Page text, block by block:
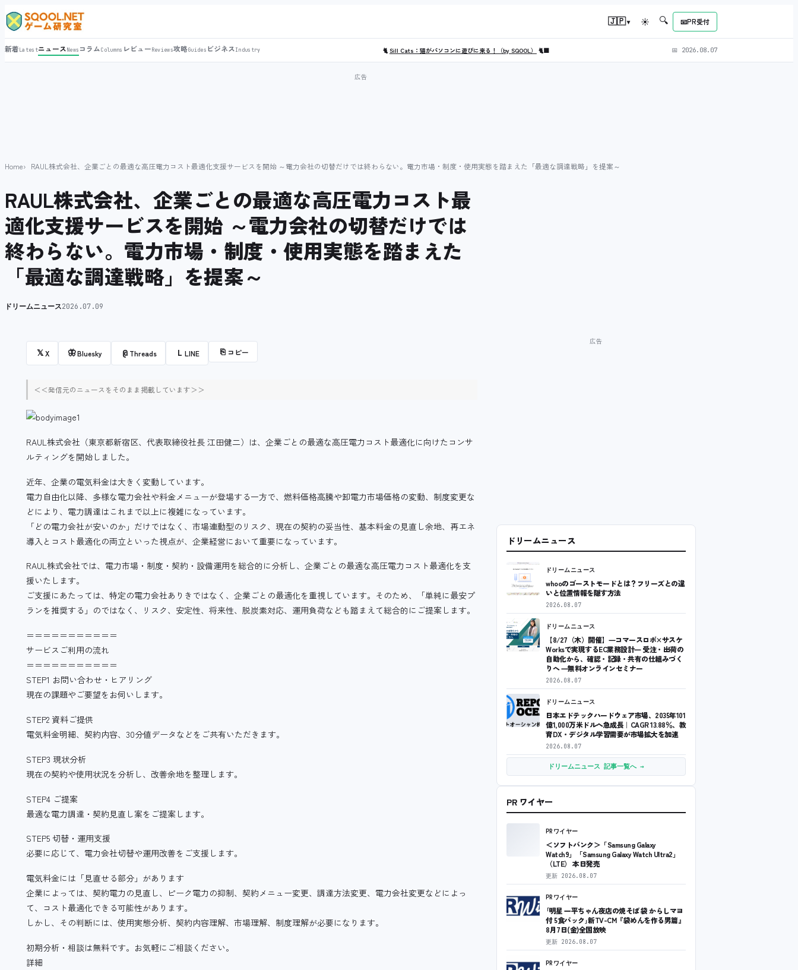
🇯🇵▾ ☀ 🔍 📧PR受付
新着LatestニュースNews コラムColumns レビューReviews攻略Guides ビジネスIndustry 🐈Sill Cats：猫がパソコンに遊びに来る！（by SQOOL） 🐈‍⬛ 📅 2026.08.07
Home RAUL株式会社、企業ごとの最適な高圧電力コスト最適化支援サービスを開始 ～電力会社の切替だけでは終わらない。電力市場・制度・使用実態を踏まえた「最適な調達戦略」を提案～
RAUL株式会社、企業ごとの最適な高圧電力コスト最
適化支援サービスを開始 ～電力会社の切替だけでは
終わらない。電力市場・制度・使用実態を踏まえた
「最適な調達戦略」を提案～
ドリームニュース2026.07.09
𝕏X 🦋Bluesky @ Threads L LINE ⎘ コピー
＜＜発信元のニュースをそのまま掲載しています＞＞
RAUL株式会社（東京都新宿区、代表取締役社長 江田健二）は、企業ごとの最適な高圧電力コスト最適化に向けたコンサ
ルティングを開始しました。
近年、企業の電気料金は大きく変動しています。
電力自由化以降、多様な電力会社や料金メニューが登場する一方で、燃料価格高騰や卸電力市場価格の変動、制度変更な
どにより、電力調達はこれまで以上に複雑になっています。
「どの電力会社が安いのか」だけではなく、市場連動型のリスク、現在の契約の妥当性、基本料金の見直し余地、再エネ
導入とコスト最適化の両立といった視点が、企業経営において重要になっています。
RAUL株式会社では、電力市場・制度・契約・設備運用を総合的に分析し、企業ごとの最適な高圧電力コスト最適化を支
援いたします。
ご支援にあたっては、特定の電力会社ありきではなく、企業ごとの最適化を重視しています。そのため、「単純に最安プ
ランを推奨する」のではなく、リスク、安定性、将来性、脱炭素対応、運用負荷なども踏まえて総合的にご提案します。
＝＝＝＝＝＝＝＝＝＝＝
サービスご利用の流れ
＝＝＝＝＝＝＝＝＝＝＝
STEP1 お問い合わせ・ヒアリング
現在の課題やご要望をお伺いします。
STEP2 資料ご提供
電気料金明細、契約内容、30分値データなどをご共有いただきます。
STEP3 現状分析
現在の契約や使用状況を分析し、改善余地を整理します。
STEP4 ご提案
最適な電力調達・契約見直し案をご提案します。
STEP5 切替・運用支援
必要に応じて、電力会社切替や運用改善をご支援します。
電気料金には「見直せる部分」があります
企業によっては、契約電力の見直し、ピーク電力の抑制、契約メニュー変更、調達方法変更、電力会社変更などによっ
て、コスト最適化できる可能性があります。
しかし、その判断には、使用実態分析、契約内容理解、市場理解、制度理解が必要になります。
初期分析・相談は無料です。お気軽にご相談ください。
詳細
ドリームニュース
ドリームニュース
whooのゴーストモードとは？フリーズとの違
いと位置情報を隠す方法
2026.08.07
ドリームニュース
【8/27（木）開催】―コマースロボ×サスケ
Worksで実現するEC業務設計― 受注・出荷の
自動化から、確認・記録・共有の仕組みづく
りへ ―無料オンラインセミナー
2026.08.07
ドリームニュース
日本エドテックハードウェア市場、2035年101
億1,000万米ドルへ急成長｜CAGR 13.88％、教
育DX・デジタル学習需要が市場拡大を加速
2026.08.07
ドリームニュース 記事一覧へ →
PR ワイヤー
PRワイヤー
＜ソフトバンク＞「Samsung Galaxy
Watch9」「Samsung Galaxy Watch Ultra2」
（LTE） 本日発売
更新 2026.08.07
PRワイヤー
｢明星 一平ちゃん夜店の焼そば 袋 からしマヨ
付 5食パック｣新TV-CM『袋めんを作る男篇』
8月7日(金)全国放映
更新 2026.08.07
PRワイヤー